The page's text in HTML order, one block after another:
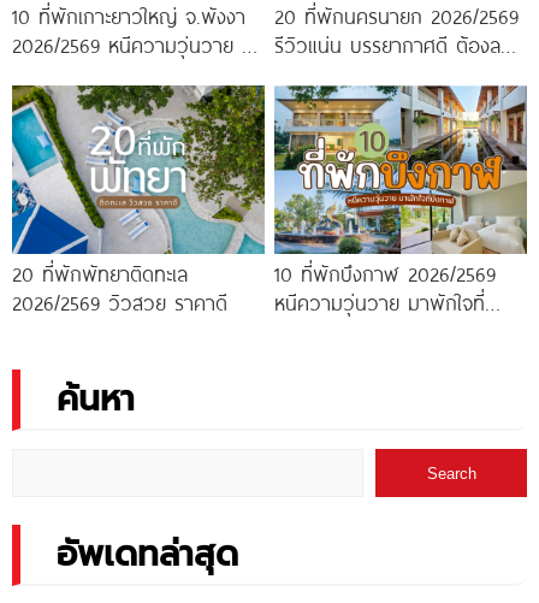
10 ที่พักเกาะยาวใหญ่ จ.พังงา
2026/2569 หนีความวุ่นวาย มา
20 ที่พักนครนายก 2026/2569
รีวิวแน่น บรรยากาศดี ต้องลอง
20 ที่พักพัทยาติดทะเล
2026/2569 วิวสวย ราคาดี
10 ที่พักบึงกาฬ 2026/2569
หนีความวุ่นวาย มาพักใจที่
ค้นหา
Search
อัพเดทล่าสุด